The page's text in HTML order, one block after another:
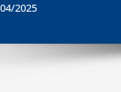
2025